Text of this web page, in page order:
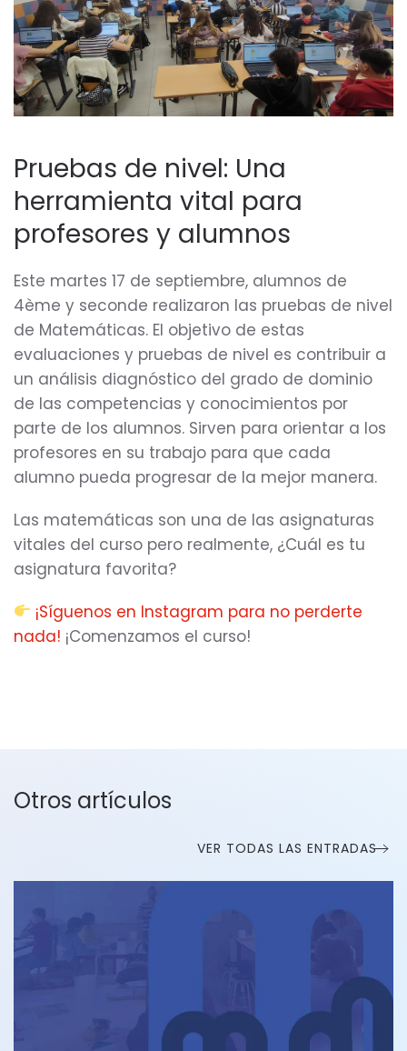
Pruebas de nivel: Una
herramienta vital para
profesores y alumnos
Este martes 17 de septiembre, alumnos de
4ème y seconde realizaron las pruebas de nivel
de Matemáticas. El objetivo de estas
evaluaciones y pruebas de nivel es contribuir a
un análisis diagnóstico del grado de dominio
de las competencias y conocimientos por
parte de los alumnos. Sirven para orientar a los
profesores en su trabajo para que cada
alumno pueda progresar de la mejor manera.
Las matemáticas son una de las asignaturas
vitales del curso pero realmente, ¿Cuál es tu
asignatura favorita?
¡Síguenos en Instagram para no perderte
nada! ¡Comenzamos el curso!
Otros artículos
VER TODAS LAS ENTRADAS